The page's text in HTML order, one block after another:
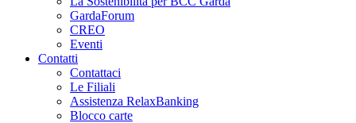
GardaForum
CREO
Eventi
Contatti
Contattaci
Le Filiali
Assistenza RelaxBanking
Blocco carte